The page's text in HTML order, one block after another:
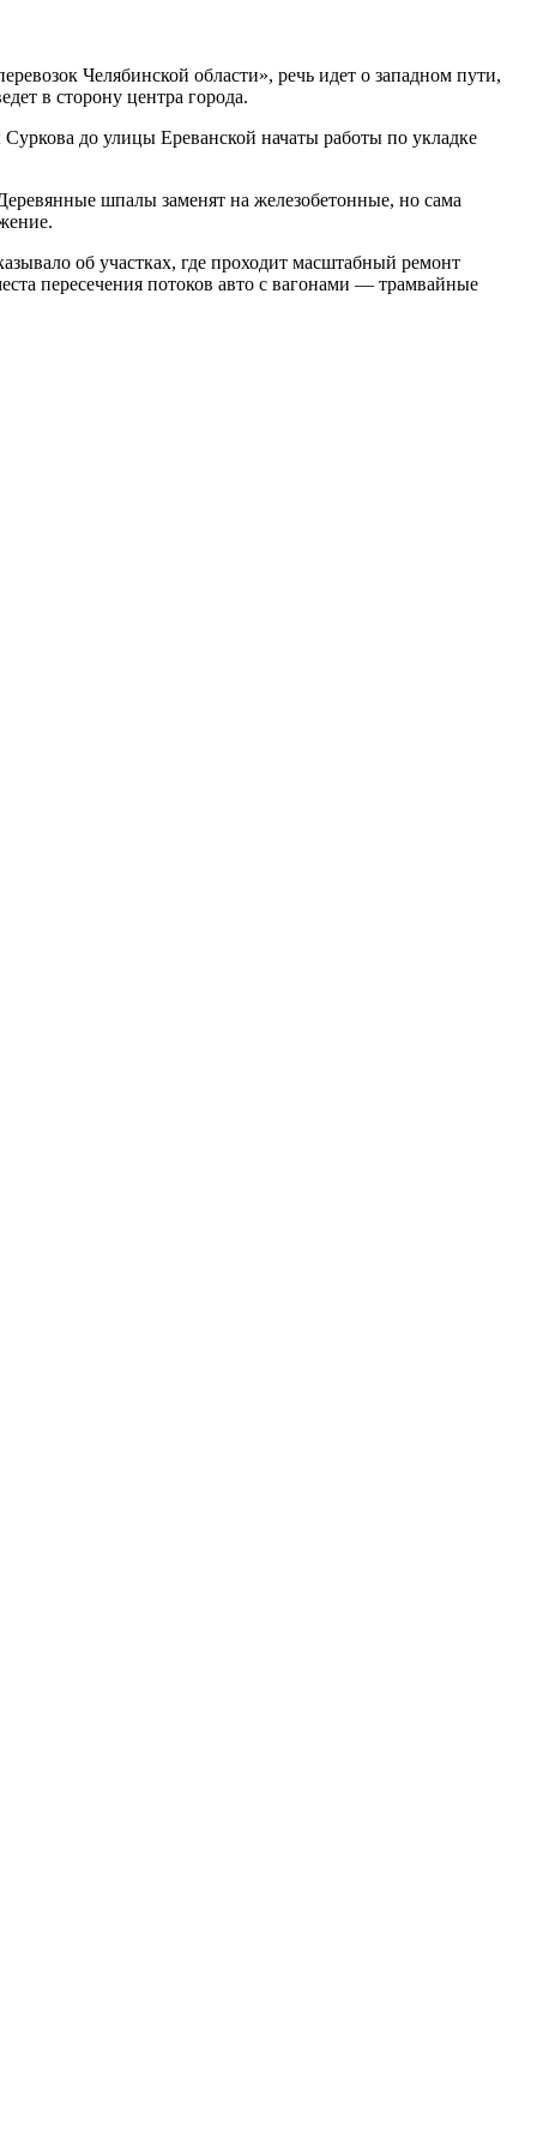
Челябинской области», речь идет о западном пути,
в сторону центра города.
до улицы Ереванской начаты работы по укладке
шпалы заменят на железобетонные, но сама
об участках, где проходит масштабный ремонт
пересечения потоков авто с вагонами — трамвайные